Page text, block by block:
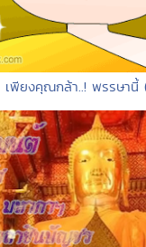
เพียงคุณกล้า..! พรรษานี้